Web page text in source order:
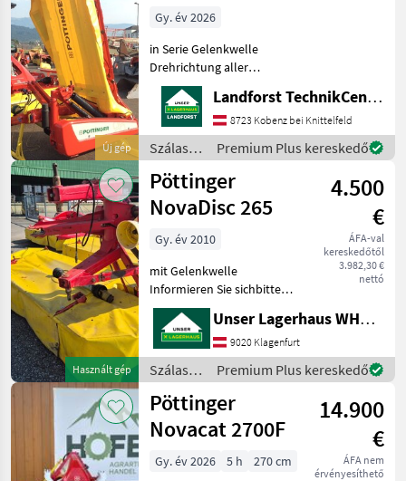
Új gép
Gy. év 2026
in Serie Gelenkwelle
Drehrichtung aller
Mähscheiben zur Mitte
Anbaubock schmal
Unterlenkerbolzen KAT II
Antriebsdrehzahl 540
U/Min. Verschleißkufen
Abstellposition h
Landforst TechnikCenter Knittelfeld
8723 Kobenz bei Knittelfeld
Szálastakarmány
betakarítók
/
Pöttinger
Premium Plus kereskedő
Használt gép
Pöttinger
NovaDisc 265
4.500
€
ÁFA-val
kereskedőtől
3.982,30 €
nettó
Gy. év 2010
mit Gelenkwelle
Informieren Sie sichbitte
vor Fahrt-Antritt
telefonisch, ob die
von Ihnen angefragte
Maschineaktuell bei uns am
Lager steht. Wir inserieren
auch Mas
Unser Lagerhaus WHG, Kärnten, Klagenfurt
9020 Klagenfurt
Szálastakarmány
betakarítók
/
Pöttinger
Premium Plus kereskedő
Pöttinger
Novacat 2700F
14.900
€
ÁFA nem
érvényesíthető
Gy. év 2026 5 h
270 cm